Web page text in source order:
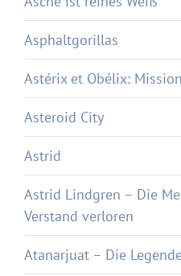
Asphaltgorillas
Astérix et Obélix:
Asteroid City
Astrid
Astrid Lindgren – Die
Verstand verloren
Atanarjuat – Die